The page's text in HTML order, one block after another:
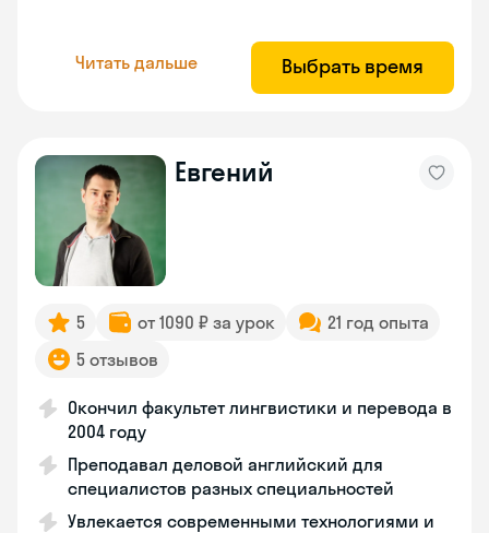
Читать дальше Выбрать время
Евгений
5 от 1090 ₽ за урок
21 год опыта
5 отзывов
Окончил факультет лингвистики и перевода в
2004 году
Преподавал деловой английский для
специалистов разных специальностей
Увлекается современными технологиями и